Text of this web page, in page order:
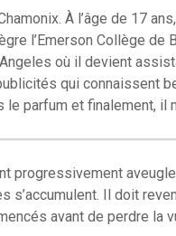
À l’âge de 17
l’Emerson Collège
où il devient
qui connaissent
parfum et finalement, il
progressivement
Il doit
avant de perdre la